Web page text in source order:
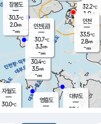
무의도
30.4℃
3.5m/s
-mm
영흥도
자월도
30.0℃
장봉도
30.3℃
2.0m/s
-mm
대부도
29.4
32.2℃
1.9m/s
-mm
인천(공)
30.7℃
3.3m/s
-mm
인천
33.5℃
2.8m/s
-mm